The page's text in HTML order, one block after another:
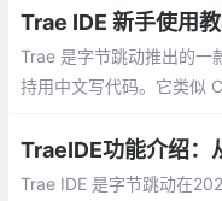
Trae IDE 新手使用
Trae 是字节跳动推出的一
持用中文写代码。它类似
自动补全代码、解释错误
TraeIDE功能介绍：
Trae IDE 是字节跳动在